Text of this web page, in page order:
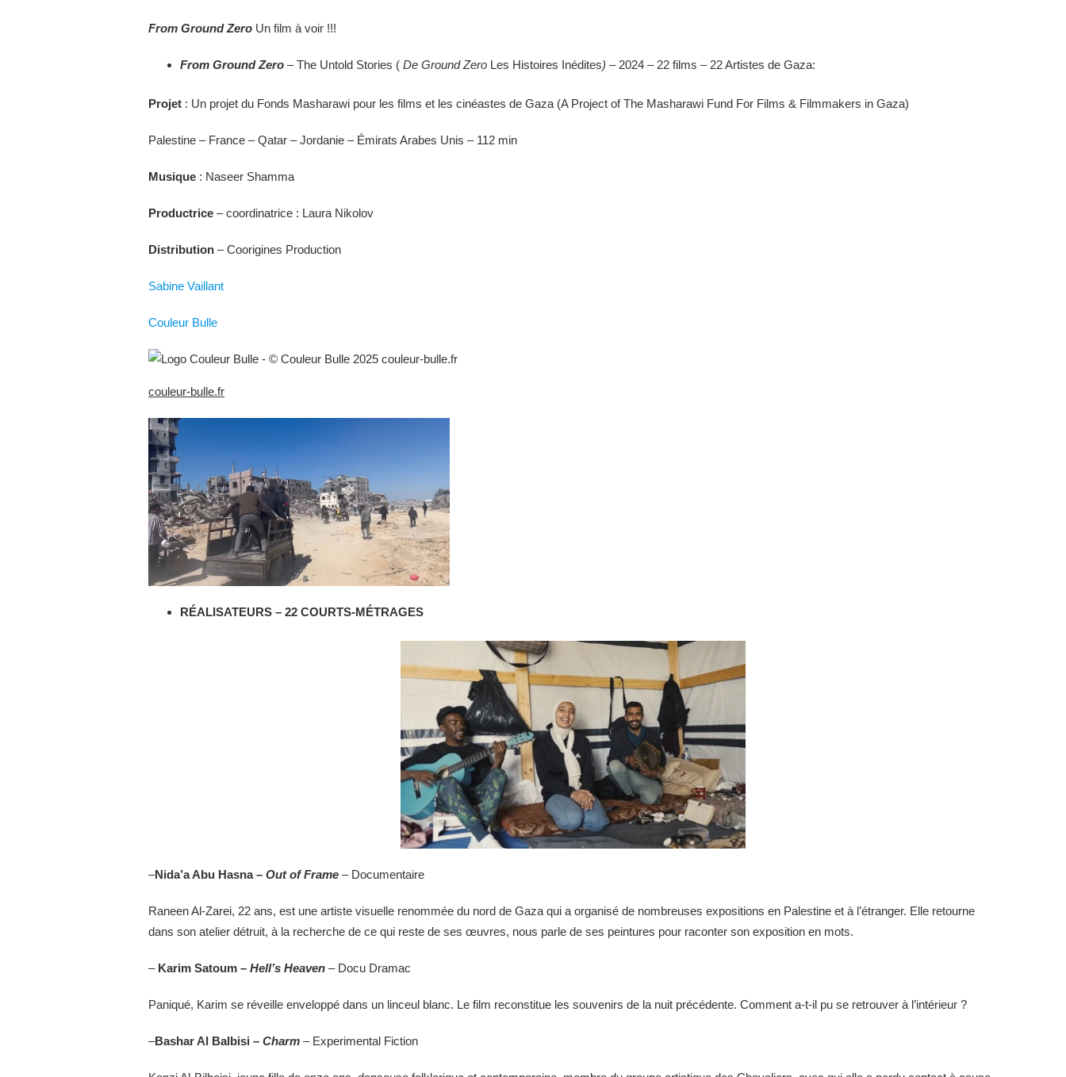
From Ground Zero Un film à voir !!!
From Ground Zero – The Untold Stories ( De Ground Zero Les Histoires Inédites) – 2024 – 22 films – 22 Artistes de Gaza:
Projet : Un projet du Fonds Masharawi pour les films et les cinéastes de Gaza (A Project of The Masharawi Fund For Films & Filmmakers in Gaza)
Palestine – France – Qatar – Jordanie – Émirats Arabes Unis – 112 min
Musique : Naseer Shamma
Productrice – coordinatrice : Laura Nikolov
Distribution – Coorigines Production
Sabine Vaillant
Couleur Bulle
couleur-bulle.fr
RÉALISATEURS – 22 COURTS-MÉTRAGES
–Nida’a Abu Hasna – Out of Frame – Documentaire
Raneen Al-Zarei, 22 ans, est une artiste visuelle renommée du nord de Gaza qui a organisé de nombreuses expositions en Palestine et à l’étranger. Elle retourne
dans son atelier détruit, à la recherche de ce qui reste de ses œuvres, nous parle de ses peintures pour raconter son exposition en mots.
–Karim Satoum – Hell’s Heaven – Docu Dramac
Paniqué, Karim se réveille enveloppé dans un linceul blanc. Le film reconstitue les souvenirs de la nuit précédente. Comment a-t-il pu se retrouver à l’intérieur ?
–Bashar Al Balbisi – Charm – Experimental Fiction